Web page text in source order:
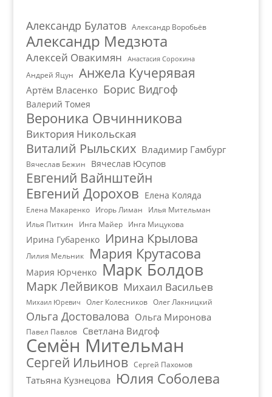
Александр Булатов Александр Воробьёв
Александр Медзюта
Алексей Овакимян Анастасия Сорокина
Андрей Яцун Анжела Кучерявая
Артём Власенко Борис Видгоф
Валерий Томея
Вероника Овчинникова
Виктория Никольская
Виталий Рыльских Владимир Гамбург
Вячеслав Бежин Вячеслав Юсупов
Евгений Вайнштейн
Евгений Дорохов Елена Коляда
Елена Макаренко Игорь Лиман
Илья Мительман
Илья Питкин
Инга Майер Инга Мицукова
Ирина Губаренко Ирина Крылова
Лилия Мельник Мария Крутасова
Мария Юрченко Марк Болдов
Марк Лейвиков Михаил Васильев
Михаил Юревич Олег Колесников Олег Лакницкий
Ольга Достовалова Ольга Миронова
Павел Павлов Светлана Видгоф
Семён Мительман
Сергей Ильинов Сергей Пахомов
Татьяна Кузнецова Юлия Соболева